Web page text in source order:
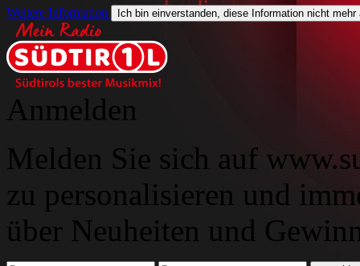
Weitere Information Ich bin einverstanden, diese Information nicht mehr
Anmelden
Melden Sie sich auf
zu personalisieren und
über Neuheiten und